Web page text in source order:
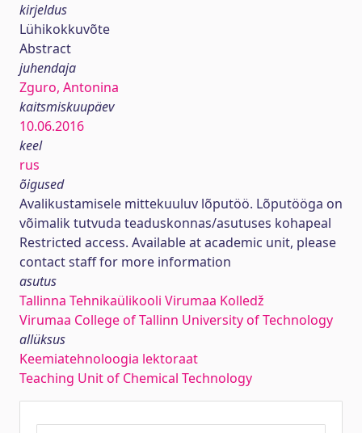
kirjeldus
Lühikokkuvõte
Abstract
juhendaja
Zguro, Antonina
kaitsmiskuupäev
10.06.2016
keel
rus
õigused
Avalikustamisele mittekuuluv lõputöö. Lõputööga on
võimalik tutvuda teaduskonnas/asutuses kohapeal
Restricted access. Available at academic unit, please
contact staff for more information
asutus
Tallinna Tehnikaülikooli Virumaa Kolledž
Virumaa College of Tallinn University of Technology
allüksus
Keemiatehnoloogia lektoraat
Teaching Unit of Chemical Technology